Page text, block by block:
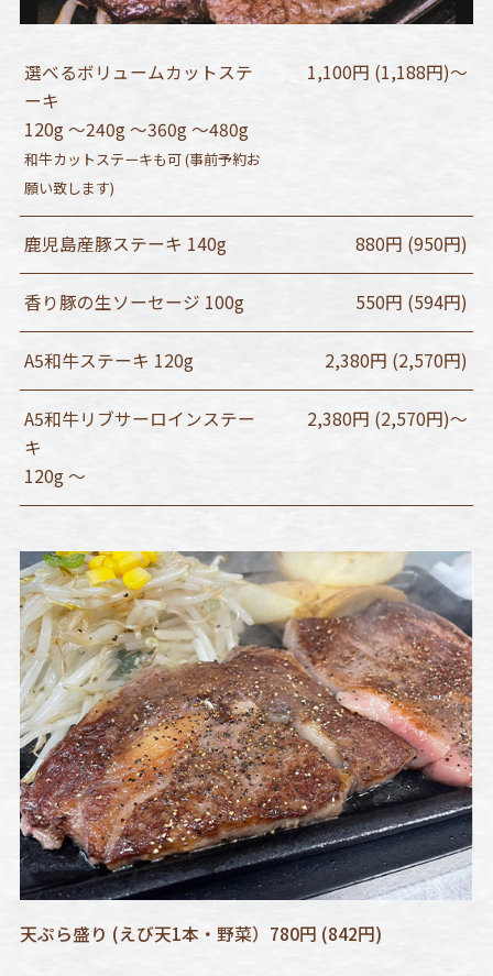
選べるボリュームカットステ
ーキ
120g ～240g ～360g ～480g
和牛カットステーキも可 (事前予約お
願い致します)
1,100円 (1,188円)～
鹿児島産豚ステーキ 140g 880円 (950円)
香り豚の生ソーセージ 100g 550円 (594円)
A5和牛ステーキ 120g 2,380円 (2,570円)
A5和牛リブサーロインステー
キ
120g ～
2,380円 (2,570円)～
天ぷら盛り (えび天1本・野菜）780円 (842円)